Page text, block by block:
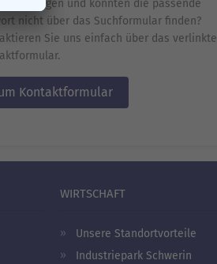
Fragen und konnten die passende
nicht über das Suchformular finden?
Sie uns einfach über das verlinkte
Kontaktformular
WIRTSCHAFT
Unsere Standortvorteile
Industriepark Schwerin